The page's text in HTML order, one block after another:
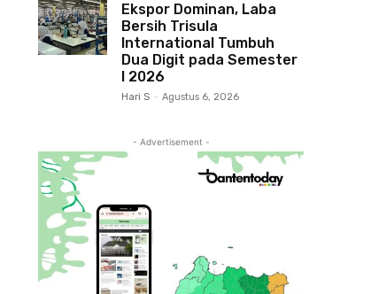
Ekspor Dominan, Laba
Bersih Trisula
International Tumbuh
Dua Digit pada Semester
I 2026
Hari S - Agustus 6, 2026
- Advertisement -